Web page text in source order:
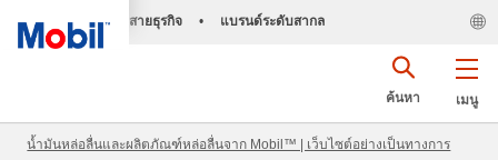
สายธุรกิจ • แบรนด์ระดับสากล
เมนู
ค้นหา
น้ำมันหล่อลื่นและผลิตภัณฑ์หล่อลื่นจาก Mobil™ | เว็บไซต์อย่างเป็นทางการ